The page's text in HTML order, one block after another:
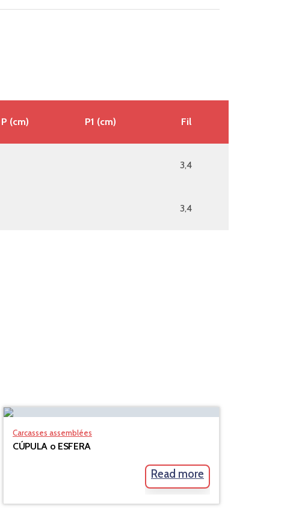
P (cm) P1 (cm) Fil
3,4
3,4
Carcasses assemblées
CÚPULA o ESFERA
Read more